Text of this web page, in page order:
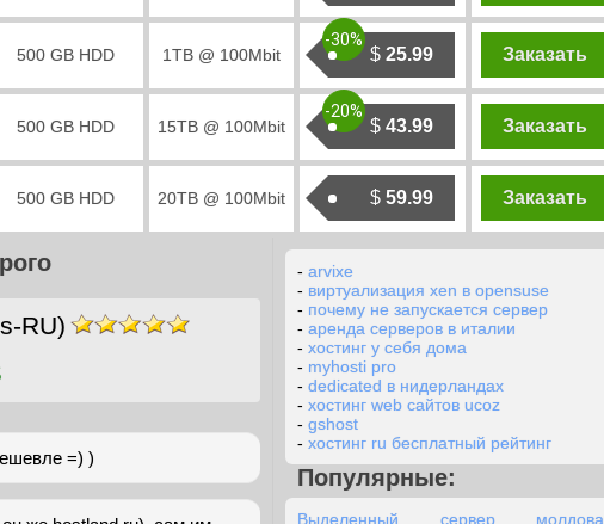
500 GB HDD 1TB @ 100Mbit $ 25.99
-30%
Заказать
500 GB HDD 15TB @ 100Mbit $ 43.99
-20%
Заказать
500 GB HDD 20TB @ 100Mbit $ 59.99 Заказать
RU)
=) )
- arvixe
- виртуализация xen в opensuse
- почему не запускается сервер
- аренда серверов в италии
- хостинг у себя дома
- myhosti pro
- dedicated в нидерландах
- хостинг web сайтов ucoz
- gshost
- хостинг ru бесплатный рейтинг
Популярные:
Выделенный сервер молдова